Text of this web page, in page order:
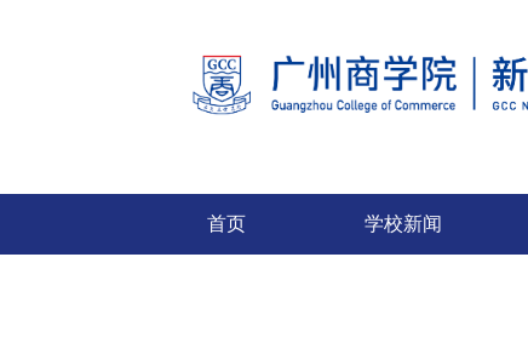
首页 学校新闻